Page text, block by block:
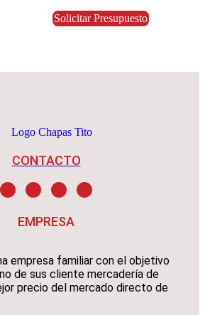
Solicitar Presupuesto
CONTACTO
EMPRESA
empresa familiar con el objetivo
de sus cliente mercadería de
precio del mercado directo de